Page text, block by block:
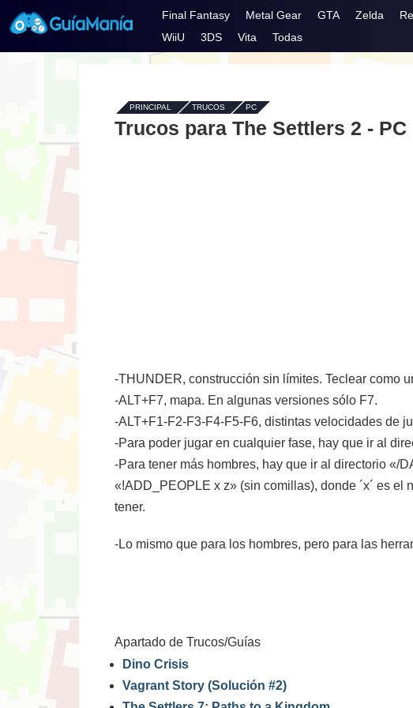
Final Fantasy Metal Gear GTA Zelda
WiiU
3DS Vita Todas
PRINCIPAL - TRUCOS- PC
Trucos para The Settlers 2 - PC
-THUNDER, construcción sin límites. Teclear como
-ALT+F7, mapa. En algunas versiones sólo F7.
-ALT+F1-F2-F3-F4-F5-F6, distintas velocidades de
-Para poder jugar en cualquier fase, hay que ir al
-Para tener más hombres, hay que ir al directorio «/
«!ADD_PEOPLE x z» (sin comillas), donde ´x´ es
tener.
-Lo mismo que para los hombres, pero para las
Apartado de Trucos/Guías
Dino Crisis
Vagrant Story (Solución #2)